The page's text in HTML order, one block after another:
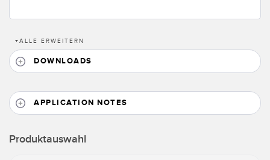
+ALLE ERWEITERN
DOWNLOADS
APPLICATION NOTES
Produktauswahl